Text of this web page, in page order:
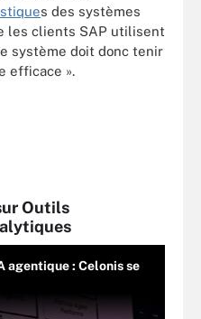
s des systèmes
les clients SAP utilisent
système doit donc tenir
efficace ».
Outils
agentique : Celonis se